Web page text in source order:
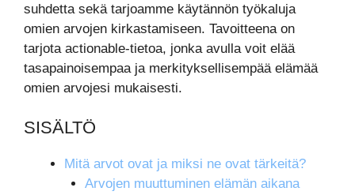
suhdetta sekä tarjoamme käytännön työkaluja
omien arvojen kirkastamiseen. Tavoitteena on
tarjota actionable-tietoa, jonka avulla voit elää
tasapainoisempaa ja merkityksellisempää elämää
omien arvojesi mukaisesti.
SISÄLTÖ
Mitä arvot ovat ja miksi ne ovat tärkeitä?
Arvojen muuttuminen elämän aikana